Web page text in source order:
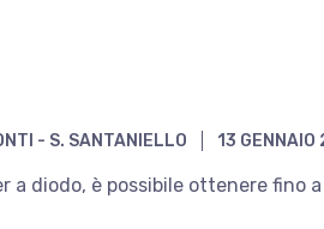
- S. SANTANIELLO 13 GENNAIO
a diodo, è possibile ottenere